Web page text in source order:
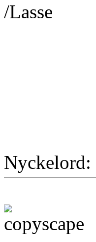
/Lasse
Nyckelord: